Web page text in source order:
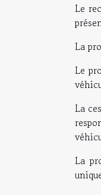
Le
La
Le
La
La